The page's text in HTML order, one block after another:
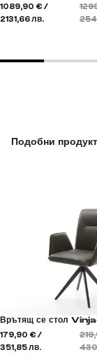
Подобни
Врътящ се стол
179,90 € /
351,85 лв.
1089,90 € /
2131,66 лв.